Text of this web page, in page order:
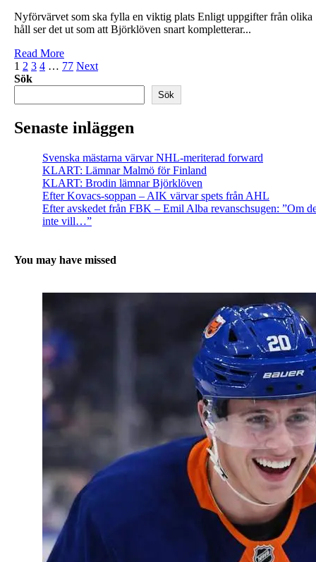
Nyförvärvet som ska fylla en viktig plats Enligt uppgifter från olika
håll ser det ut som att Björklöven snart kompletterar...
Read MoreRead
more
Han
Björklövens
back
Sidnumrering
för
inlägg
1 2 3 4 … 77 Next
Sök
Sök
Senaste inläggen
Svenska mästarna värvar NHL-meriterad forward
KLART: Lämnar Malmö för Finland
KLART: Brodin lämnar Björklöven
Efter Kovacs-soppan – AIK värvar spets från AHL
Efter avskedet från FBK – Emil Alba revanschsugen: ”Om
inte vill…”
You may have missed